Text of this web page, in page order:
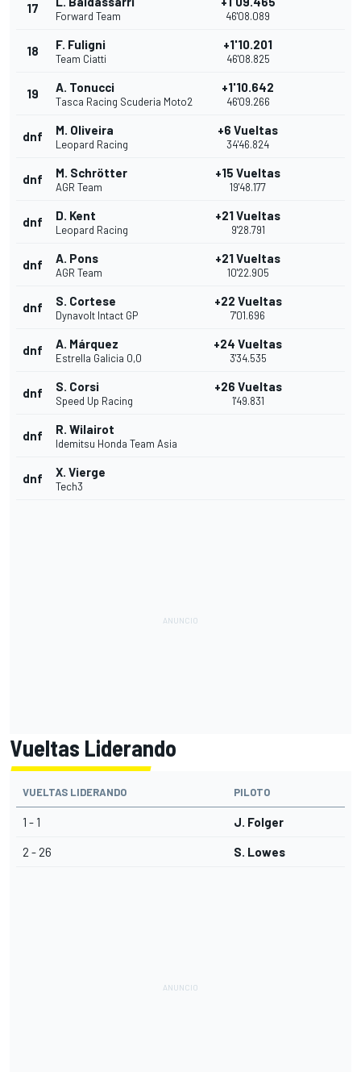
17
Forward Team 46'08.089
18 F. Fuligni
Team Ciatti
+1'10.201
46'08.825
19 A. Tonucci
Tasca Racing Scuderia Moto2
+1'10.642
46'09.266
dnf M. Oliveira
Leopard Racing
+6 Vueltas
34'46.824
dnf M. Schrötter
AGR Team
+15 Vueltas
19'48.177
dnf D. Kent
Leopard Racing
+21 Vueltas
9'28.791
dnf A. Pons
AGR Team
+21 Vueltas
10'22.905
dnf S. Cortese
Dynavolt Intact GP
+22 Vueltas
7'01.696
dnf A. Márquez
Estrella Galicia 0,0
+24 Vueltas
3'34.535
dnf S. Corsi
Speed Up Racing
+26 Vueltas
1'49.831
dnf R. Wilairot
Idemitsu Honda Team Asia
dnf X. Vierge
Tech3
Vueltas Liderando
VUELTAS LIDERANDO PILOTO
1 - 1 J. Folger
2 - 26 S. Lowes